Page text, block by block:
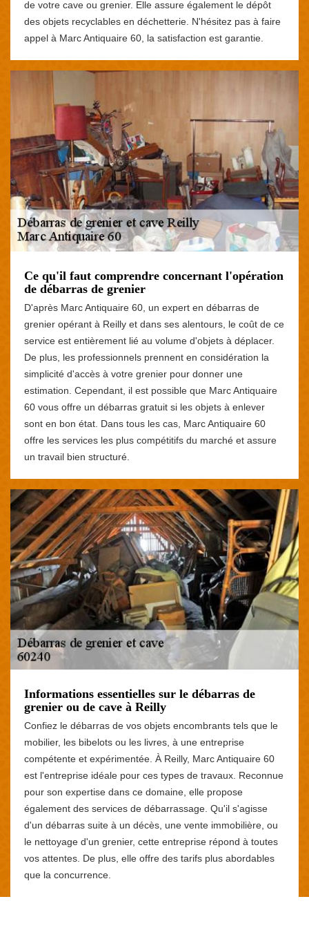
de votre cave ou grenier. Elle assure également le dépôt
des objets recyclables en déchetterie. N'hésitez pas à faire
appel à Marc Antiquaire 60, la satisfaction est garantie.
Ce qu'il faut comprendre concernant l'opération
de débarras de grenier
D'après Marc Antiquaire 60, un expert en débarras de
grenier opérant à Reilly et dans ses alentours, le coût de ce
service est entièrement lié au volume d'objets à déplacer.
De plus, les professionnels prennent en considération la
simplicité d'accès à votre grenier pour donner une
estimation. Cependant, il est possible que Marc Antiquaire
60 vous offre un débarras gratuit si les objets à enlever
sont en bon état. Dans tous les cas, Marc Antiquaire 60
offre les services les plus compétitifs du marché et assure
un travail bien structuré.
Informations essentielles sur le débarras de
grenier ou de cave à Reilly
Confiez le débarras de vos objets encombrants tels que le
mobilier, les bibelots ou les livres, à une entreprise
compétente et expérimentée. À Reilly, Marc Antiquaire 60
est l'entreprise idéale pour ces types de travaux. Reconnue
pour son expertise dans ce domaine, elle propose
également des services de débarrassage. Qu'il s'agisse
d'un débarras suite à un décès, une vente immobilière, ou
le nettoyage d'un grenier, cette entreprise répond à toutes
vos attentes. De plus, elle offre des tarifs plus abordables
que la concurrence.